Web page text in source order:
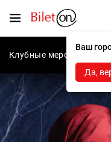
Меню
Ваш
Да,
Клубные мероприятия